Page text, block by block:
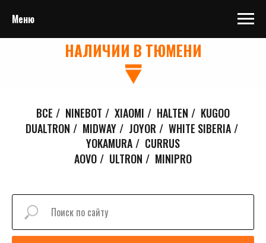
Меню
НАЛИЧИИ В ТЮМЕНИ
ВСЕ / NINEBOT / XIAOMI / HALTEN / KUGOO
DUALTRON / MIDWAY / JOYOR / WHITE SIBERIA /
YOKAMURA / CURRUS
AOVO / ULTRON / MINIPRO